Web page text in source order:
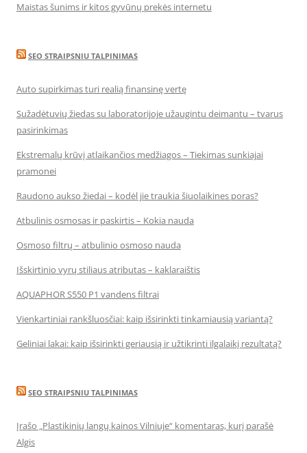
Maistas šunims ir kitos gyvūnų prekės internetu
SEO STRAIPSNIU TALPINIMAS
Auto supirkimas turi realią finansinę vertę
Sužadėtuvių žiedas su laboratorijoje užaugintu deimantu – tvarus
pasirinkimas
Ekstremalų krūvį atlaikančios medžiagos – Tiekimas sunkiajai
pramonei
Raudono aukso žiedai – kodėl jie traukia šiuolaikines poras?
Atbulinis osmosas ir paskirtis – Kokia nauda
Osmoso filtrų – atbulinio osmoso nauda
Išskirtinio vyrų stiliaus atributas – kaklaraištis
AQUAPHOR S550 P1 vandens filtrai
Vienkartiniai rankšluosčiai: kaip išsirinkti tinkamiausią variantą?
Geliniai lakai: kaip išsirinkti geriausią ir užtikrinti ilgalaikį rezultatą?
SEO STRAIPSNIU TALPINIMAS
Įrašo „Plastikinių langų kainos Vilniuje“ komentaras, kurį parašė
Algis